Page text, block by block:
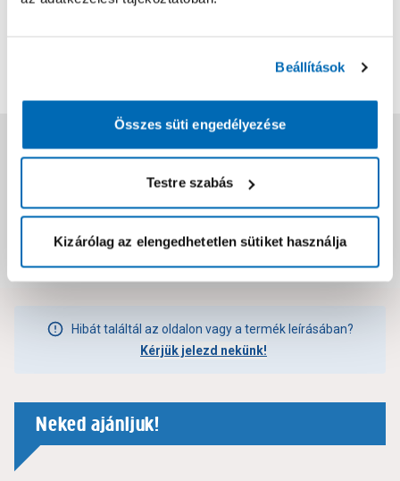
Beállítások
Összes süti engedélyezése
Testre szabás
Kizárólag az elengedhetetlen sütiket használja
0
Hibát találtál az oldalon vagy a termék leírásában?
Kérjük jelezd nekünk!
Neked ajánljuk!